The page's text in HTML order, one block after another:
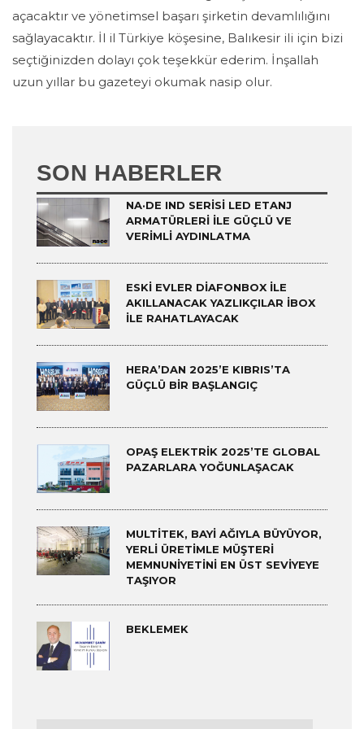
açacaktır ve yönetimsel başarı şirketin devamlılığını
sağlayacaktır. İl il Türkiye köşesine, Balıkesir ili için bizi
seçtiğinizden dolayı çok teşekkür ederim. İnşallah
uzun yıllar bu gazeteyi okumak nasip olur.
SON HABERLER
NA·DE IND SERISI LED ETANJ
ARMATÜRLERI ILE GÜÇLÜ VE
VERIMLI AYDINLATMA
ESKI EVLER DIAFONBOX ILE
AKILLANACAK YAZLIKÇILAR IBOX
ILE RAHATLAYACAK
HERA’DAN 2025’E KIBRIS’TA
GÜÇLÜ BIR BAŞLANGIÇ
OPAŞ ELEKTRIK 2025’TE GLOBAL
PAZARLARA YOĞUNLAŞACAK
MULTITEK, BAYI AĞIYLA BÜYÜYOR,
YERLI ÜRETIMLE MÜŞTERI
MEMNUNIYETINI EN ÜST SEVIYEYE
TAŞIYOR
BEKLEMEK